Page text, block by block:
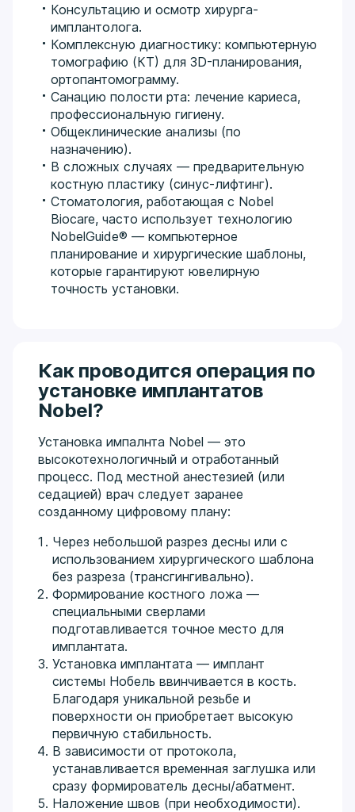
Консультацию и осмотр хирурга-
имплантолога.
Комплексную диагностику: компьютерную
томографию (КТ) для 3D-планирования,
ортопантомограмму.
Санацию полости рта: лечение кариеса,
профессиональную гигиену.
Общеклинические анализы (по
назначению).
В сложных случаях — предварительную
костную пластику (синус-лифтинг).
Стоматология, работающая с Nobel
Biocare, часто использует технологию
NobelGuide® — компьютерное
планирование и хирургические шаблоны,
которые гарантируют ювелирную
точность установки.
Как проводится операция по
установке имплантатов
Nobel?
Установка импалнта Nobel — это
высокотехнологичный и отработанный
процесс. Под местной анестезией (или
седацией) врач следует заранее
созданному цифровому плану:
Через небольшой разрез десны или с
использованием хирургического шаблона
без разреза (трансгингивально).
Формирование костного ложа —
специальными сверлами
подготавливается точное место для
имплантата.
Установка имплантата — имплант
системы Нобель ввинчивается в кость.
Благодаря уникальной резьбе и
поверхности он приобретает высокую
первичную стабильность.
В зависимости от протокола,
устанавливается временная заглушка или
сразу формирователь десны/абатмент.
Наложение швов (при необходимости).